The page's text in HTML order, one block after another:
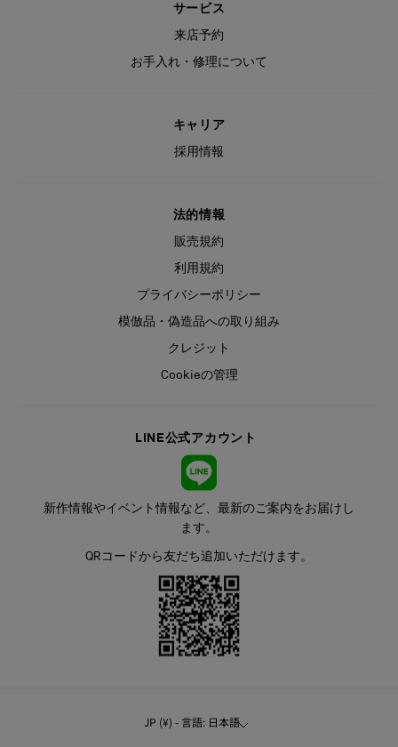
サービス
来店予約
お手入れ・修理について
キャリア
採用情報
法的情報
販売規約
利用規約
プライバシーポリシー
模倣品・偽造品への取り組み
クレジット
Cookieの管理
LINE公式アカウント
新作情報やイベント情報など、最新のご案内をお届けし
ます。
QRコードから友だち追加いただけます。
JP (¥) - 言語: 日本語